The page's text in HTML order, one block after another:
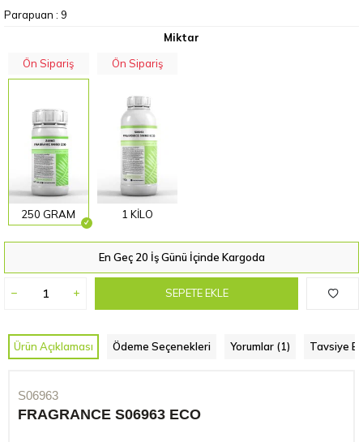
Parapuan : 9
Miktar
Ön Sipariş
250 GRAM
Ön Sipariş
1 KİLO
En Geç 20 İş Günü İçinde Kargoda
SEPETE EKLE
Ürün Açıklaması Ödeme Seçenekleri Yorumlar (1) Tavsiye Et
S06963
FRAGRANCE S06963 ECO